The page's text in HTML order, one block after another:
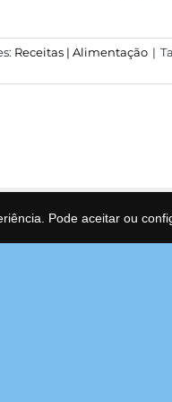
Receitas | Alimentação |
Pode aceitar ou